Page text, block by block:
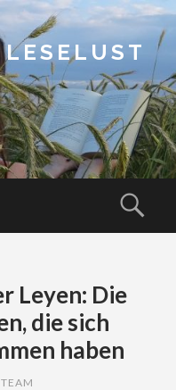
Leyen: Die
die sich
haben